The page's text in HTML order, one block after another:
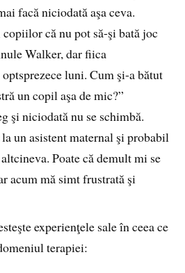
facă niciodată aşa ceva.
copiilor că nu pot să-şi bată joc
Walker, dar fiica
optsprezece luni. Cum şi-a bătut
un copil aşa de mic?”
şi niciodată nu se schimbă.
un asistent maternal şi probabil
Poate că demult mi se
acum mă simt frustrată şi
experienţele sale în ceea ce
terapiei: